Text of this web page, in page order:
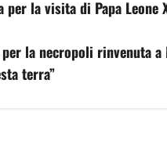
per la visita di Papa Leone
per la necropoli rinvenuta
terra”